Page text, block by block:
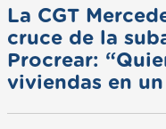
La CGT
cruce de la
Procrear:
viviendas en